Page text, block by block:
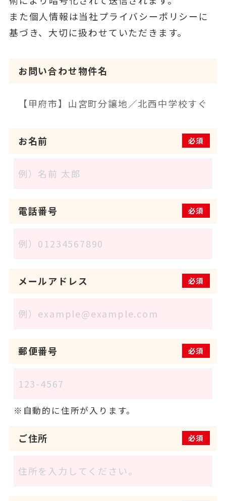
また個人情報は当社プライバシーポリシーに
基づき、大切に扱わせていただきます。
お問い合わせ物件名
お名前 必須
電話番号 必須
メールアドレス 必須
郵便番号 必須
自動的に住所が入ります。
ご住所 必須